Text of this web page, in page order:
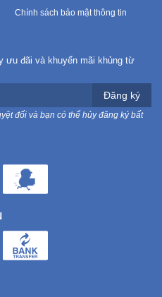
Chính sách bảo mật thông tin
ưu đãi và khuyến mãi khủng từ
Đăng ký
đối và bạn có thể hủy đăng ký bất